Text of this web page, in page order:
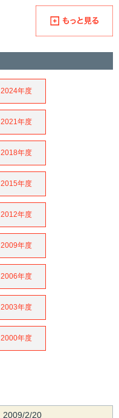
2024年度
2021年度
2018年度
2015年度
2012年度
2009年度
2006年度
2003年度
2000年度
2009/2/20